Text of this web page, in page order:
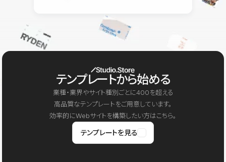
テンプレートから始める
業種・業界やサイト種別ごとに400を超える
高品質なテンプレートをご用意しています。
効率的にWebサイトを構築したい方はこちら。
テンプレートを見る